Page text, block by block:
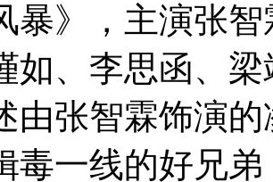
暴》，主演张
如、李思函、
由张智霖饰演
毒一线的好兄